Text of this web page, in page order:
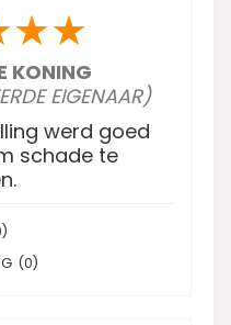
★★
KONING
EIGENAAR)
werd goed
schade te
)
(0)